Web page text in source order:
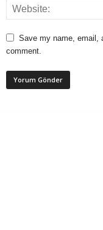
Save my name, email,
comment.